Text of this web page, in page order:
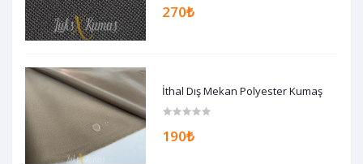
270₺
İthal Dış Mekan Polyester Kumaş
190₺